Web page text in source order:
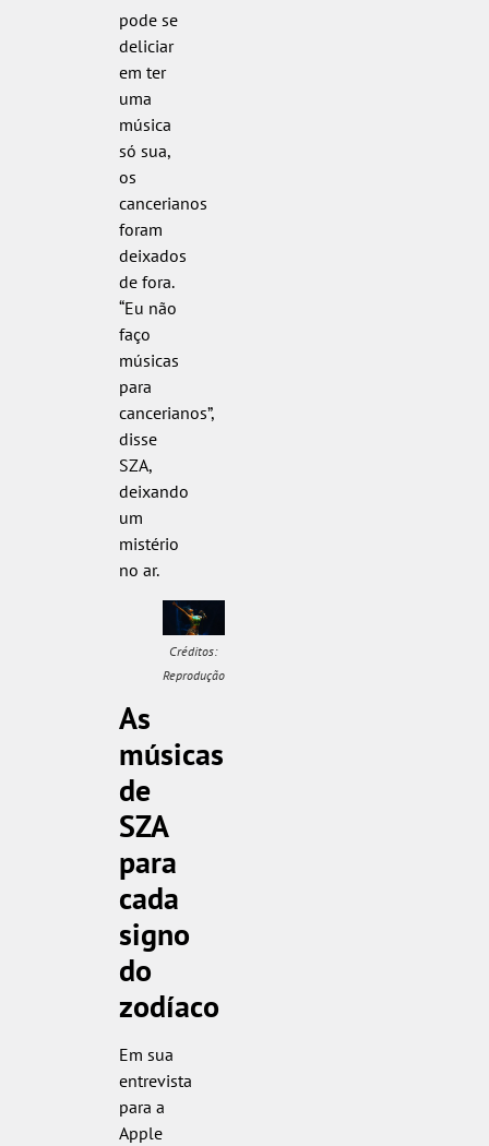
pode se
deliciar
em ter
uma
música
só sua,
os
cancerianos
foram
deixados
de fora.
“Eu não
faço
músicas
para
cancerianos”,
disse
SZA,
deixando
um
mistério
no ar.
Créditos:
Reprodução
As
músicas
de
SZA
para
cada
signo
do
zodíaco
Em sua
entrevista
para a
Apple